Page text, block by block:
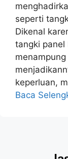
seperti
Dikenal
tangki panel
keperluan,
Baca